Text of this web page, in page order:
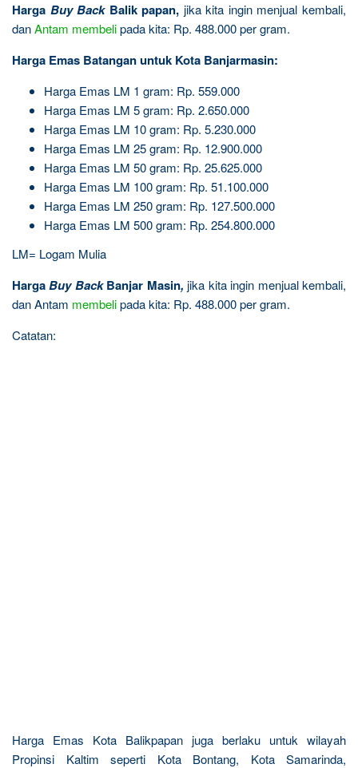
Harga Buy Back Balik papan, jika kita ingin menjual kembali,
danAntam membelipada kita: Rp. 488.000 per gram.
Harga Emas Batangan untuk Kota Banjarmasin:
Harga Emas LM 1 gram: Rp. 559.000
Harga Emas LM 5 gram: Rp. 2.650.000
Harga Emas LM 10 gram: Rp. 5.230.000
Harga Emas LM 25 gram: Rp. 12.900.000
Harga Emas LM 50 gram: Rp. 25.625.000
Harga Emas LM 100 gram: Rp. 51.100.000
Harga Emas LM 250 gram: Rp. 127.500.000
Harga Emas LM 500 gram: Rp. 254.800.000
LM= Logam Mulia
HargaBuy BackBanjar Masin,jika kita ingin menjual kembali,
dan Antam membelipada kita: Rp. 488.000 per gram.
Catatan:
Harga Emas Kota Balikpapan juga berlaku untuk wilayah
Propinsi Kaltim seperti Kota Bontang, Kota Samarinda,